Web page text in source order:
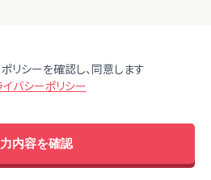
リシーを確認し、同意します
イバシーポリシー
内容を確認